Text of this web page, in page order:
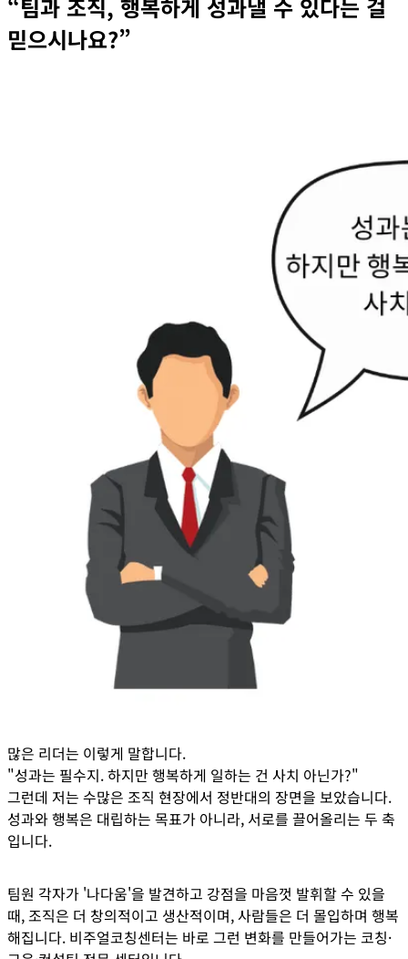
“팀과 조직, 행복하게 성과낼 수 있다는 걸
믿으시나요?”
많은 리더는 이렇게 말합니다.
"성과는 필수지. 하지만 행복하게 일하는 건 사치 아닌가?"
그런데 저는 수많은 조직 현장에서 정반대의 장면을 보았습니다.
성과와 행복은 대립하는 목표가 아니라, 서로를 끌어올리는 두 축
입니다.
팀원 각자가 '나다움'을 발견하고 강점을 마음껏 발휘할 수 있을
때, 조직은 더 창의적이고 생산적이며, 사람들은 더 몰입하며 행복
해집니다. 비주얼코칭센터는 바로 그런 변화를 만들어가는 코칭·